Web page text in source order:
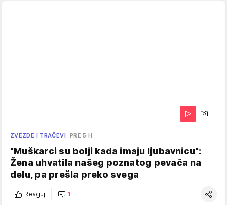
ZVEZDE I TRAČEVI PRE 5 H
"Muškarci su bolji kada imaju ljubavnicu":
Žena uhvatila našeg poznatog pevača na
delu, pa prešla preko svega
Reaguj 1